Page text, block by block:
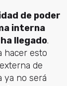
de poder
interna
llegado.
hacer esto
de
ya no será